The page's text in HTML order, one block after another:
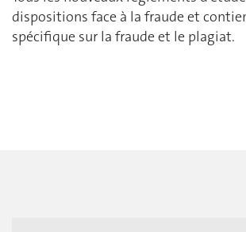
dispositions face à la fraude et
spécifique sur la fraude et le plagiat.